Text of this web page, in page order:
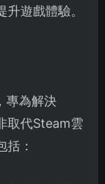
遊戲體驗。
專為解決
取代Steam雲
括：